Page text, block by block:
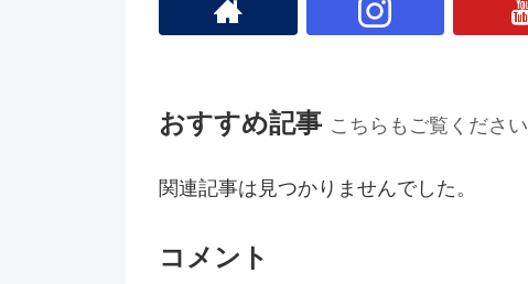
おすすめ記事 こちらもご覧ください
関連記事は見つかりませんでした。
コメント